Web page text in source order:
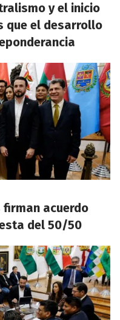
y el inicio
que el desarrollo
firman acuerdo
del 50/50